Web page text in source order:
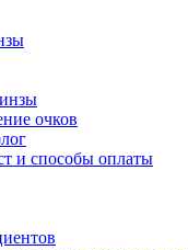
очков
и способы оплаты